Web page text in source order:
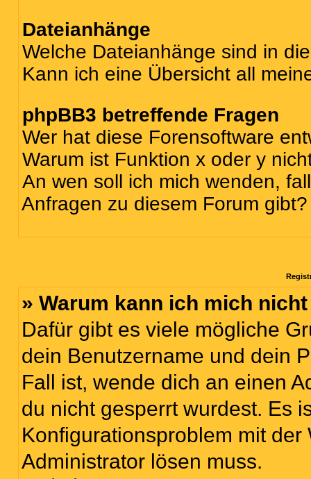
Dateianhänge
Welche Dateianhänge sind in
Kann ich eine Übersicht all
phpBB3 betreffende Fragen
Wer hat diese Forensoftware
Warum ist Funktion x oder y
An wen soll ich mich wenden,
Anfragen zu diesem Forum gibt?
» Warum kann ich mich
Dafür gibt es viele mögliche
dein Benutzername und dein
Fall ist, wende dich an einen
du nicht gesperrt wurdest. Es
Konfigurationsproblem mit
Administrator lösen muss.